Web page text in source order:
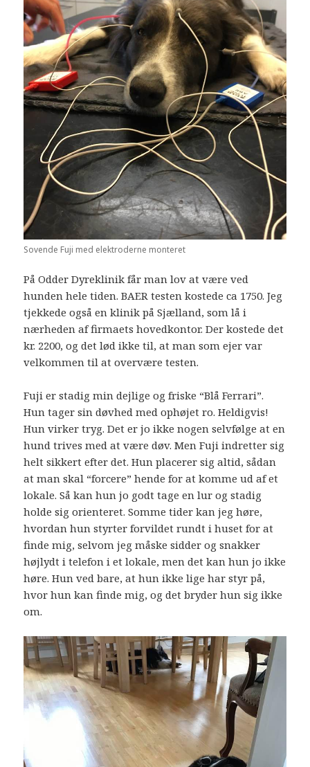
Sovende Fuji med elektroderne monteret
På Odder Dyreklinik får man lov at være ved
hunden hele tiden. BAER testen kostede ca 1750. Jeg
tjekkede også en klinik på Sjælland, som lå i
nærheden af firmaets hovedkontor. Der kostede det
kr. 2200, og det lød ikke til, at man som ejer var
velkommen til at overvære testen.
Fuji er stadig min dejlige og friske “Blå Ferrari”.
Hun tager sin døvhed med ophøjet ro. Heldigvis!
Hun virker tryg. Det er jo ikke nogen selvfølge at en
hund trives med at være døv. Men Fuji indretter sig
helt sikkert efter det. Hun placerer sig altid, sådan
at man skal “forcere” hende for at komme ud af et
lokale. Så kan hun jo godt tage en lur og stadig
holde sig orienteret. Somme tider kan jeg høre,
hvordan hun styrter forvildet rundt i huset for at
finde mig, selvom jeg måske sidder og snakker
højlydt i telefon i et lokale, men det kan hun jo ikke
høre. Hun ved bare, at hun ikke lige har styr på,
hvor hun kan finde mig, og det bryder hun sig ikke
om.